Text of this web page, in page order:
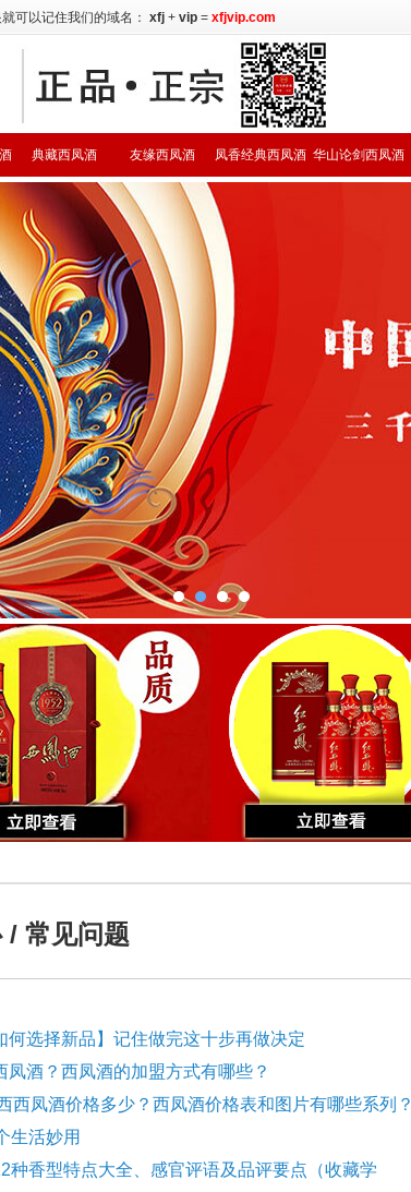
可以记住我们的域名： xfj + vip = xfjvip.com
华山论剑西凤酒
凤香经典西凤酒
友缘西凤酒
典藏西凤酒
/ 常见问题
何选择新品】记住做完这十步再做决定
凤酒？西凤酒的加盟方式有哪些？
西凤酒价格多少？西凤酒价格表和图片有哪些系列？
生活妙用
种香型特点大全、感官评语及品评要点（收藏学